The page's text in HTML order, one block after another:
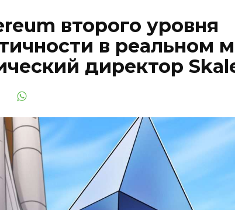
второго уровня
в реальном
директор